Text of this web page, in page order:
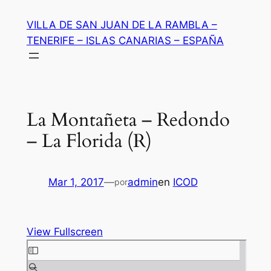
contenido
VILLA DE SAN JUAN DE LA RAMBLA –
TENERIFE – ISLAS CANARIAS – ESPAÑA
La Montañeta – Redondo
– La Florida (R)
Mar 1, 2017—poradminen ICOD
View Fullscreen
Saltar
al